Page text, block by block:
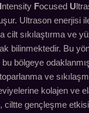
Intensity Focused U
Ultrason enerjisi
cilt sıkılaştırma ve
bilinmektedir. Bu
bölgeye
ve
kolajen ve
ciltte gençleşme